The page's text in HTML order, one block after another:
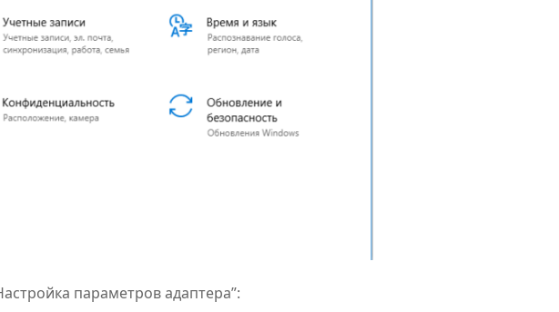
параметров адаптера”: